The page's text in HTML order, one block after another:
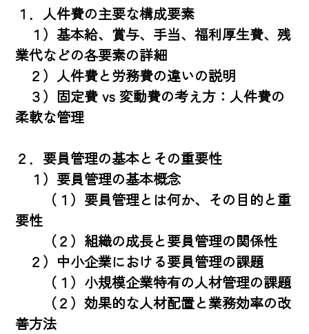
１．人件費の主要な構成要素
１）基本給、賞与、手当、福利厚生費、残
業代などの各要素の詳細
２）人件費と労務費の違いの説明
３）固定費 vs 変動費の考え方：人件費の
柔軟な管理
２．要員管理の基本とその重要性
１）要員管理の基本概念
（１）要員管理とは何か、その目的と重
要性
（２）組織の成長と要員管理の関係性
２）中小企業における要員管理の課題
（１）小規模企業特有の人材管理の課題
（２）効果的な人材配置と業務効率の改
善方法